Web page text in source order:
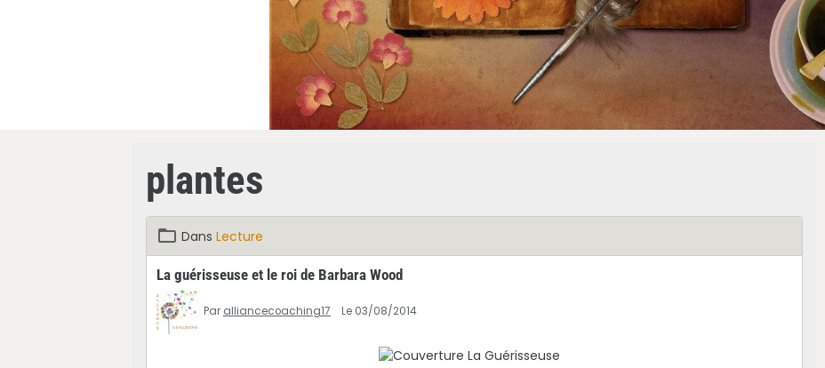
plantes
Dans Lecture
La guérisseuse et le roi de Barbara Wood
Par alliancecoaching17 Le 03/08/2014